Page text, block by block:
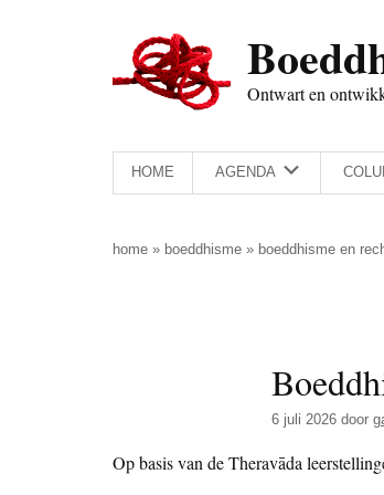
Ontwart en
HOME AGENDA
home » boeddhisme » boeddhisme en
6 juli 2026 door
Op basis van de Theravāda